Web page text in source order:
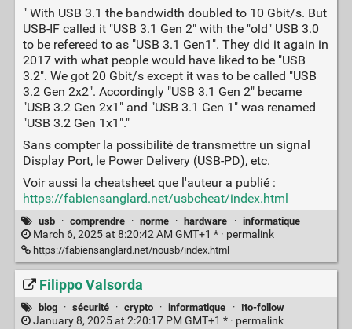
" With USB 3.1 the bandwidth doubled to 10 Gbit/s. But
USB-IF called it "USB 3.1 Gen 2" with the "old" USB 3.0
to be refereed to as "USB 3.1 Gen1". They did it again in
2017 with what people would have liked to be "USB
3.2". We got 20 Gbit/s except it was to be called "USB
3.2 Gen 2x2". Accordingly "USB 3.1 Gen 2" became
"USB 3.2 Gen 2x1" and "USB 3.1 Gen 1" was renamed
"USB 3.2 Gen 1x1"."
Sans compter la possibilité de transmettre un signal
Display Port, le Power Delivery (USB-PD), etc.
Voir aussi la cheatsheet que l'auteur a publié :
https://fabiensanglard.net/usbcheat/index.html
usb · comprendre · norme · hardware · informatique
March 6, 2025 at 8:20:42 AM GMT+1 * · permalink
https://fabiensanglard.net/nousb/index.html
Filippo Valsorda
blog · sécurité · crypto · informatique · !to-follow
January 8, 2025 at 2:20:17 PM GMT+1 * · permalink